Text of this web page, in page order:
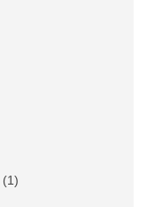
(1)